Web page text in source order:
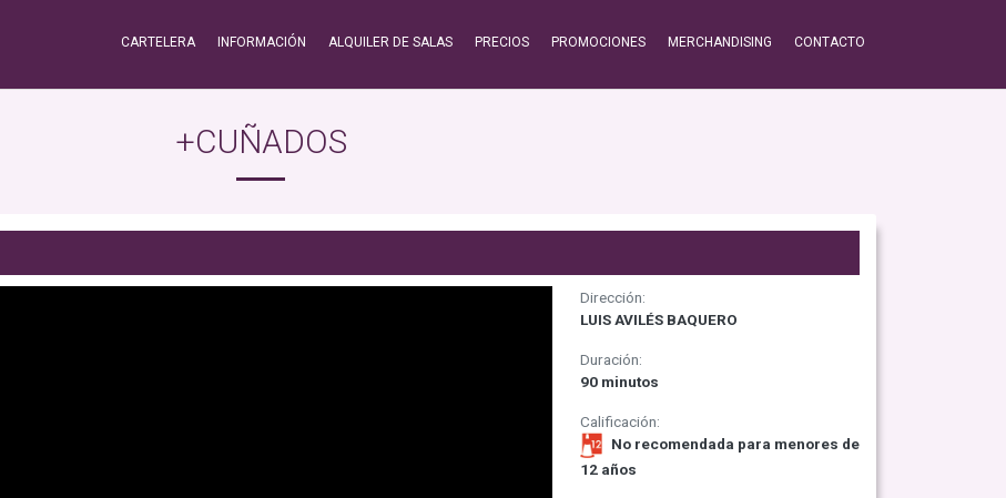
CARTELERA INFORMACIÓN ALQUILER DE SALAS PRECIOS PROMOCIONES MERCHANDISING CONTACTO
+CUÑADOS
Dirección:
LUIS AVILÉS BAQUERO
Duración:
90 minutos
Calificación:
No recomendada para menores de
12 años